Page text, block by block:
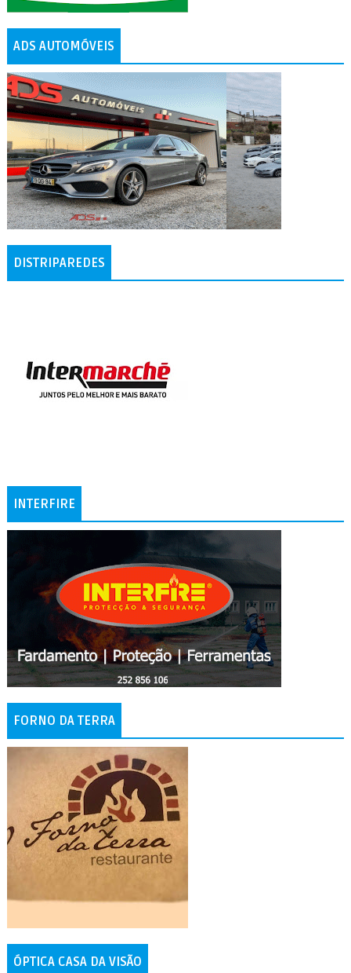
ADS AUTOMÓVEIS
DISTRIPAREDES
INTERFIRE
FORNO DA TERRA
ÓPTICA CASA DA VISÃO